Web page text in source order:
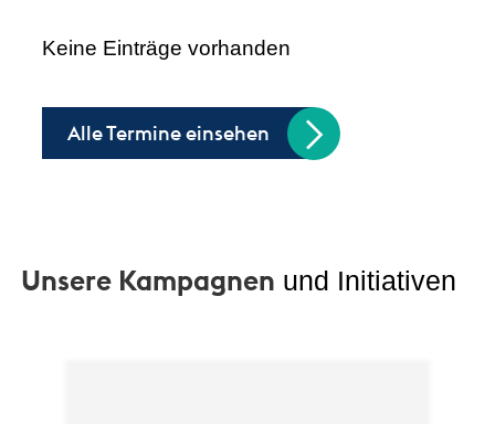
Keine Einträge vorhanden
Alle Termine einsehen
Unsere Kampagnen und Initiativen